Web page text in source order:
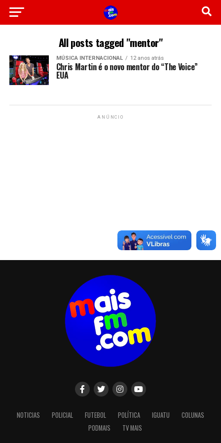
All posts tagged "mentor"
MÚSICA INTERNACIONAL 12 anos atrás
Chris Martin é o novo mentor do “The Voice”
EUA
ANÚNCIO
NOTICIAS POLICIAL FUTEBOL POLÍTICA IGUATU
COLUNAS
PODMAIS
TV MAIS